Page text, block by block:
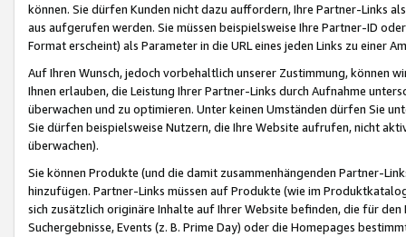
können. Sie dürfen Kunden nicht dazu auffordern, Ihre Partner-Links
aus aufgerufen werden. Sie müssen beispielsweise Ihre Partner-ID
Format erscheint) als Parameter in die URL eines jeden Links zu einer
Auf Ihren Wunsch, jedoch vorbehaltlich unserer Zustimmung, können
Ihnen erlauben, die Leistung Ihrer Partner-Links durch Aufnahme
überwachen und zu optimieren. Unter keinen Umständen dürfen Sie
Sie dürfen beispielsweise Nutzern, die Ihre Website aufrufen, nicht
überwachen).
Sie können Produkte (und die damit zusammenhängenden Partner-
hinzufügen. Partner-Links müssen auf Produkte (wie im
sich zusätzlich originäre Inhalte auf Ihrer Website befinden, die für
Suchergebnisse, Events (z. B. Prime Day) oder die Homepages